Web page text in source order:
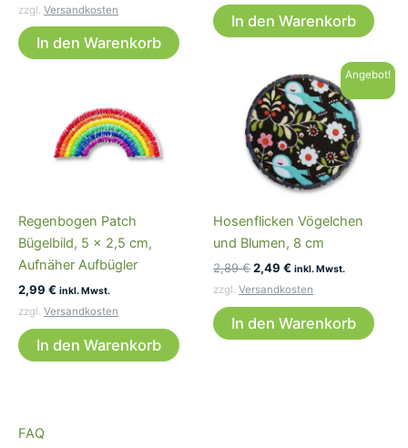
zzgl. Versandkosten
In den Warenkorb
In den Warenkorb
Regenbogen Patch
Bügelbild, 5 x 2,5 cm,
Aufnäher Aufbügler
2,99 € inkl. Mwst.
zzgl. Versandkosten
In den Warenkorb
Angebot!
Hosenflicken Vögelchen
und Blumen, 8 cm
2,89€Ursprünglicher
Preis
war:
2,49 € Aktueller
ist:
inkl. Mwst.
zzgl. Versandkosten
In den Warenkorb
FAQ